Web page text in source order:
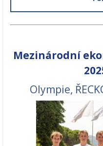
Mezinárodní
Olympie,